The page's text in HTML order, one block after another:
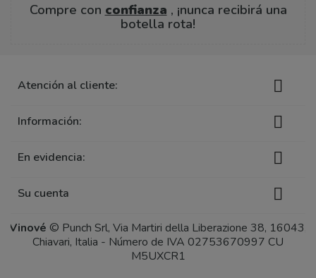
Compre con confianza , ¡nunca recibirá una
botella rota!
Atención al cliente: 
Información: 
En evidencia: 
Su cuenta 
Vinové © Punch Srl, Via Martiri della Liberazione 38, 16043,
Chiavari, Italia - Número de IVA 02753670997 CU
M5UXCR1